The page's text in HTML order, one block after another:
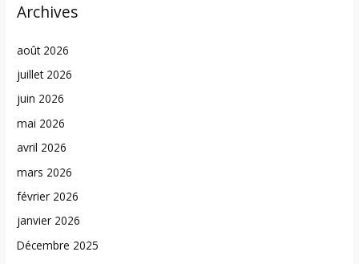
Archives
août 2026
juillet 2026
juin 2026
mai 2026
avril 2026
mars 2026
février 2026
janvier 2026
Décembre 2025